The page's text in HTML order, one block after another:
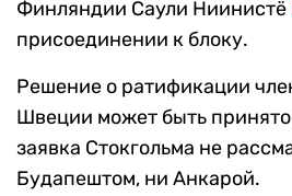
Финляндии Саули Ниинистё
присоединении к блоку.
Решение о ратификации
Швеции может быть
заявка Стокгольма не
Будапештом, ни Анкарой.